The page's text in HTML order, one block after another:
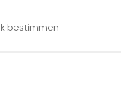
bestimmen